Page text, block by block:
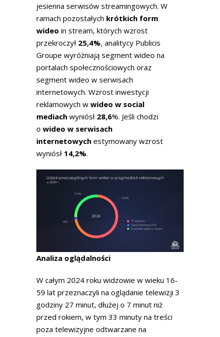
jesienna serwisów streamingowych. W
ramach pozostałych krótkich form
wideo in stream, których wzrost
przekroczył 25,4%, analitycy Publicis
Groupe wyróżniają segment wideo na
portalach społecznościowych oraz
segment wideo w serwisach
internetowych. Wzrost inwestycji
reklamowych w wideo w social
mediach wyniósł 28,6%. Jeśli chodzi
o wideo w serwisach
internetowych estymowany wzrost
wyniósł 14,2%.
Analiza oglądalności
W całym 2024 roku widzowie w wieku 16-
59 lat przeznaczyli na oglądanie telewizji 3
godziny 27 minut, dłużej o 7 minut niż
przed rokiem, w tym 33 minuty na treści
poza telewizyjne odtwarzane na